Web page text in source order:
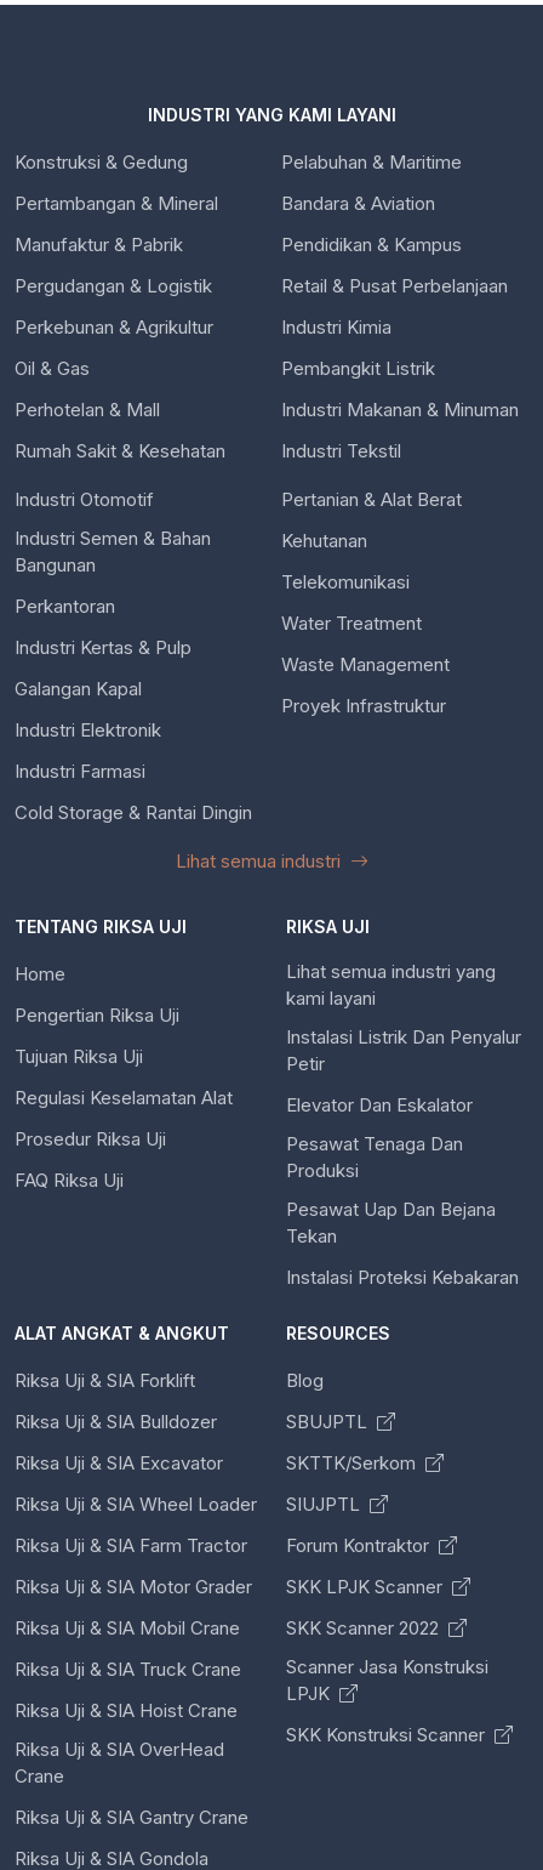
INDUSTRI YANG KAMI LAYANI
Konstruksi & Gedung
Pertambangan & Mineral
Manufaktur & Pabrik
Pergudangan & Logistik
Perkebunan & Agrikultur
Oil & Gas
Perhotelan & Mall
Rumah Sakit & Kesehatan
Pelabuhan & Maritime
Bandara & Aviation
Pendidikan & Kampus
Retail & Pusat Perbelanjaan
Industri Kimia
Pembangkit Listrik
Industri Makanan & Minuman
Industri Tekstil
Industri Otomotif
Industri Semen & Bahan
Bangunan
Perkantoran
Industri Kertas & Pulp
Galangan Kapal
Industri Elektronik
Industri Farmasi
Cold Storage & Rantai Dingin
Pertanian & Alat Berat
Kehutanan
Telekomunikasi
Water Treatment
Waste Management
Proyek Infrastruktur
Lihat semua industri
TENTANG RIKSA UJI
Home
Pengertian Riksa Uji
Tujuan Riksa Uji
Regulasi Keselamatan Alat
Prosedur Riksa Uji
FAQ Riksa Uji
RIKSA UJI
Lihat semua industri yang
kami layani
Instalasi Listrik Dan Penyalur
Petir
Elevator Dan Eskalator
Pesawat Tenaga Dan
Produksi
Pesawat Uap Dan Bejana
Tekan
Instalasi Proteksi Kebakaran
ALAT ANGKAT & ANGKUT
Riksa Uji & SIA Forklift
Riksa Uji & SIA Bulldozer
Riksa Uji & SIA Excavator
Riksa Uji & SIA Wheel Loader
Riksa Uji & SIA Farm Tractor
Riksa Uji & SIA Motor Grader
Riksa Uji & SIA Mobil Crane
Riksa Uji & SIA Truck Crane
Riksa Uji & SIA Hoist Crane
Riksa Uji & SIA OverHead
Crane
Riksa Uji & SIA Gantry Crane
Riksa Uji & SIA Gondola
RESOURCES
Blog
SBUJPTL
SKTTK/Serkom
SIUJPTL
Forum Kontraktor
SKK LPJK Scanner
SKK Scanner 2022
Scanner Jasa Konstruksi
LPJK
SKK Konstruksi Scanner